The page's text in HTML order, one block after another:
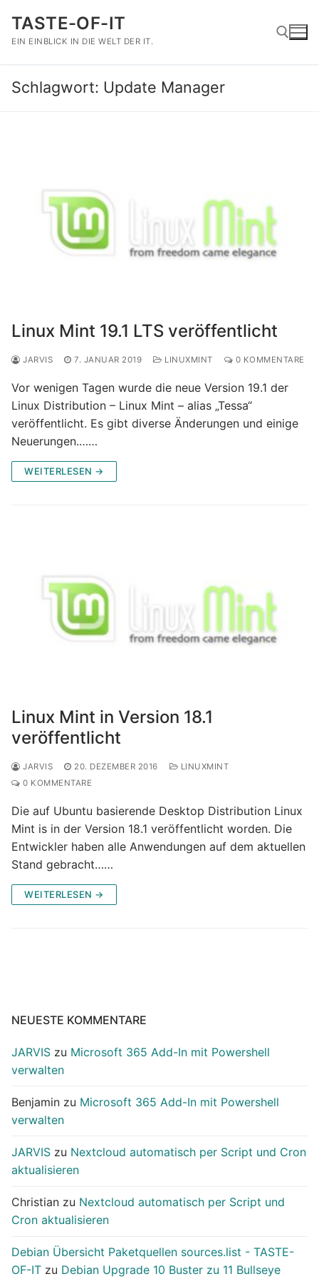
Inhalt
springen
TASTE-OF-IT
EIN EINBLICK IN DIE WELT DER IT.
Suchen nach:
Schlagwort: Update Manager
Linux Mint 19.1 LTS veröffentlicht
JARVIS 7. JANUAR 2019 LINUXMINT 0 KOMMENTARE
Vor wenigen Tagen wurde die neue Version 19.1 der
Linux Distribution – Linux Mint – alias „Tessa“
veröffentlicht. Es gibt diverse Änderungen und einige
Neuerungen.……
WEITERLESEN →
Linux Mint in Version 18.1
veröffentlicht
JARVIS 20. DEZEMBER 2016
LINUXMINT
0 KOMMENTARE
Die auf Ubuntu basierende Desktop Distribution Linux
Mint is in der Version 18.1 veröffentlicht worden. Die
Entwickler haben alle Anwendungen auf dem aktuellen
Stand gebracht……
WEITERLESEN →
NEUESTE KOMMENTARE
JARVIS zu Microsoft 365 Add-In mit Powershell
verwalten
Benjamin zu Microsoft 365 Add-In mit Powershell
verwalten
JARVIS zu Nextcloud automatisch per Script und Cron
aktualisieren
Christian zu Nextcloud automatisch per Script und
Cron aktualisieren
Debian Übersicht Paketquellen sources.list - TASTE-
OF-IT zu Debian Upgrade 10 Buster zu 11 Bullseye